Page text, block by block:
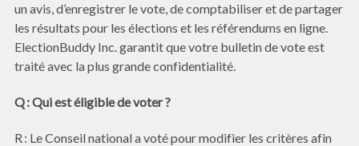
un avis, d’enregistrer le vote, de comptabiliser et de partager
les résultats pour les élections et les référendums en ligne.
ElectionBuddy Inc. garantit que votre bulletin de vote est
traité avec la plus grande confidentialité.
Q : Qui est éligible de voter ?
R : Le Conseil national a voté pour modifier les critères afin